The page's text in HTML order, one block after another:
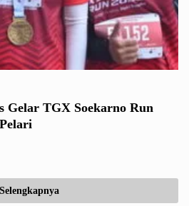
Gelar TGX Soekarno Run
Selengkapnya